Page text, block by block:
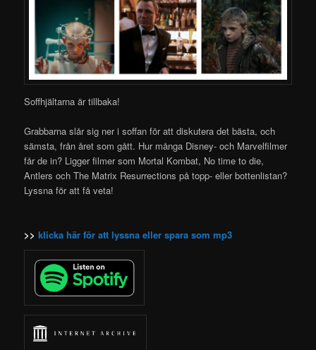
Soffhjältarna är tillbaka!
Grabbarna slår sig ner i soffan för att diskutera det bästa, och
sämsta, från året som gått. Hur många Disney- och Marvelfilmer
får de in? Ligger filmer som Mortal Kombat, No time to die,
Antlers och The Matrix Resurrections på topp- eller bottenlistan?
Lyssna för att få veta!
>>klicka här för att lyssna eller spara som mp3